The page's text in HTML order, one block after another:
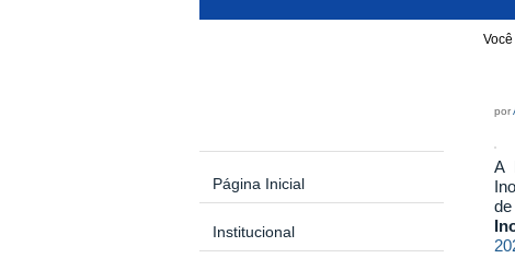
Página Inicial
Institucional
por
A